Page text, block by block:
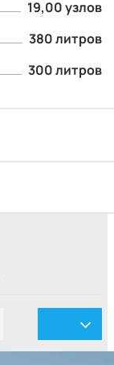
19,00 узлов
380 литров
300 литров